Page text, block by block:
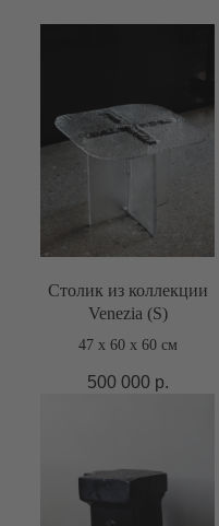
Столик из коллекции
Venezia (S)
47 х 60 х 60 см
500 000 р.